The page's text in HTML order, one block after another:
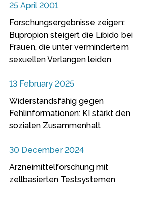
25 April 2001
Forschungsergebnisse zeigen:
Bupropion steigert die Libido bei
Frauen, die unter vermindertem
sexuellen Verlangen leiden
13 February 2025
Widerstandsfähig gegen
Fehlinformationen: KI stärkt den
sozialen Zusammenhalt
30 December 2024
Arzneimittelforschung mit
zellbasierten Testsystemen